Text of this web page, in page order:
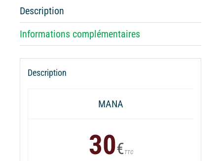
Somali
Description
Informations complémentaires
Description
MANA
30€ TTC